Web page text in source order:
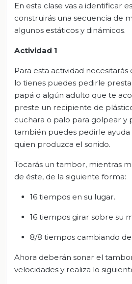
En esta clase vas a identificar
construirás una secuencia de
algunos estáticos y dinámicos.
Actividad 1
Para esta actividad
lo tienes puedes pedirle
papá o algún adulto que te
preste un recipiente de
cuchara o palo para golpear y
también puedes pedirle ayuda
quien produzca el sonido.
Tocarás un tambor, mientras
de éste, de la siguiente forma:
16 tiempos en su lugar.
16 tiempos girar sobre su
8/8 tiempos cambiando
Ahora deberán sonar el
velocidades y realiza lo